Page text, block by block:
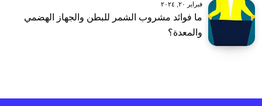
فبراير ٢٠, ٢٠٢٤
ما فوائد مشروب الشمر للبطن والجهاز الهضمي
والمعدة؟